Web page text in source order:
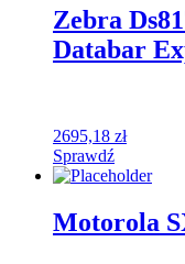
Zebra
Databar
2695,18 zł
Sprawdź
Motorola